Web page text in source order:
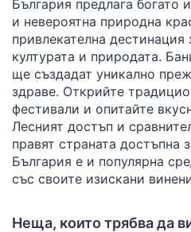
България предлага богато
и невероятна природна
привлекателна дестинация
културата и природата.
ще създадат уникално
здраве. Открийте
фестивали и опитайте
Лесният достъп и
правят страната достъпна
България е и популярна
със своите изискани
Неща, които трябва да